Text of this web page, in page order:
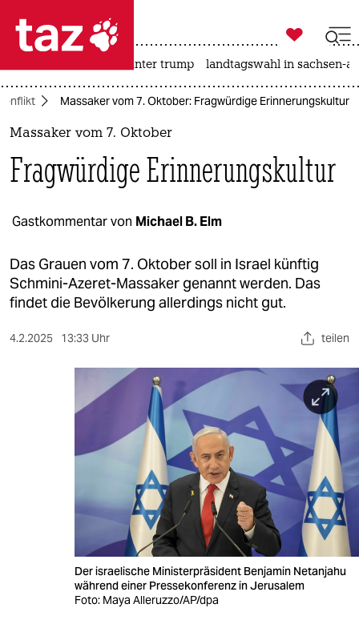
 taz zahl ich
taz zahl ich
politik
öko
gesellschaft
kultur
fragen & hilfe

taz zahl ich
usa unter trump landtagswahl in sachsen-
Massaker vom 7. Oktober: Fragwürdige Erinnerungskultur
Massaker vom 7. Oktober
Fragwürdige Erinnerungskultur
Gastkommentar von Michael B. Elm
Das Grauen vom 7. Oktober soll in Israel künftig
Schmini-Azeret-Massaker genannt werden. Das
findet die Bevölkerung allerdings nicht gut.
4.2.2025 13:33 Uhr teilen
Der israelische Ministerpräsident Benjamin Netanjahu
während einer Pressekonferenz in Jerusalem
Foto: Maya Alleruzzo/AP/dpa